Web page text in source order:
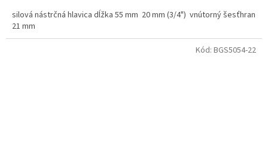
silová nástrčná hlavica dĺžka 55 mm 20 mm (3/4") vnútorný šesťhran
21 mm
Kód: BGS5054-22